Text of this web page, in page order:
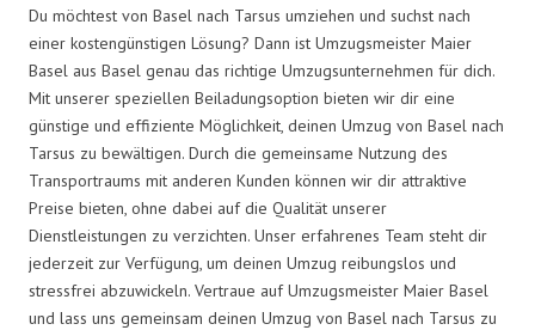
Du möchtest von Basel nach Tarsus umziehen und suchst nach
einer kostengünstigen Lösung? Dann ist Umzugsmeister Maier
Basel aus Basel genau das richtige Umzugsunternehmen für dich.
Mit unserer speziellen Beiladungsoption bieten wir dir eine
günstige und effiziente Möglichkeit, deinen Umzug von Basel nach
Tarsus zu bewältigen. Durch die gemeinsame Nutzung des
Transportraums mit anderen Kunden können wir dir attraktive
Preise bieten, ohne dabei auf die Qualität unserer
Dienstleistungen zu verzichten. Unser erfahrenes Team steht dir
jederzeit zur Verfügung, um deinen Umzug reibungslos und
stressfrei abzuwickeln. Vertraue auf Umzugsmeister Maier Basel
und lass uns gemeinsam deinen Umzug von Basel nach Tarsus zu